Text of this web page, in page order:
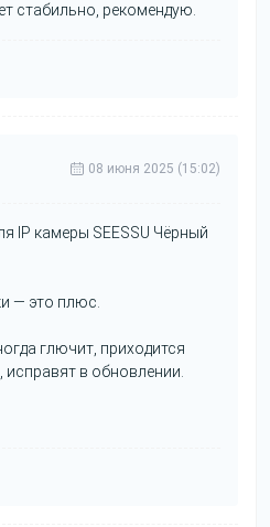
стабильно, рекомендую.
08 июня 2025 (15:02)
IP камеры SEESSU Чёрный
— это плюс.
глючит, приходится
в обновлении.